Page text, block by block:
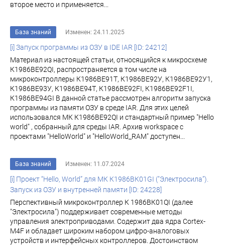
второе место и применяется...
База знаний Изменен: 24.11.2025
[i] Запуск программы из ОЗУ в IDE IAR [ID: 24212]
Материал из настоящей статьи, относящийся к микросхеме
К1986ВЕ92QI, распространяется в том числе на
микроконтроллеры К1986ВЕ91Т, К1986ВЕ92У, К1986ВЕ92У1,
К1986ВЕ93У, К1986ВЕ94Т, К1986ВЕ92FI, К1986ВЕ92F1I,
К1986ВЕ94GI В данной статье рассмотрен алгоритм запуска
программы из памяти ОЗУ в среде IAR. Для этих целей
использовался МК К1986ВЕ92QI и стандартный пример "Hello
world" , собранный для среды IAR. Архив workspace с
проектами "HelloWorld" и "HelloWorld_RAM" доступен...
База знаний Изменен: 11.07.2024
[i] Проект “Hello, World” для МК К1986ВК01GI ("Электросила”).
Запуск из ОЗУ и внутренней памяти [ID: 24228]
Перспективный микроконтроллер К 1986ВК01QI (далее
"Электросила") поддерживает современные методы
управления электроприводами. Содержит два ядра Cortex-
M4F и обладает широким набором цифро-аналоговых
устройств и интерфейсных контроллеров. Достоинством